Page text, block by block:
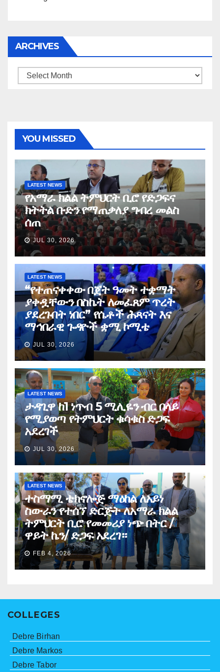
ARCHIVES
Archives
YOU MISSED
LATEST NEWS
የአማራ ክልል ትምህርት ቢሮ የድጋፍና
ክትትል ቡድን የማጠቃለያ ግብረ መልስ
ሰጠ
JUL 30, 2026
LATEST NEWS
“የተጠናቀቀው በጀት ዓመት ተቋማት
ያቀዷቸውን በስኬት ለመፈጸም ጥረት
ያደረጉበት ነበር” የሴቶች ሕጻናት እና
ማኅበራዊ ጉዳዮች ቋሚ ኮሚቴ
JUL 30, 2026
LATEST NEWS
ታዳጊዋ ከ1 ነጥብ 5 ሚሊዬን ብር በላይ
የሚያወጣ የትምህርት ቁሳቁስ ድጋፍ
አደረገች
JUL 30, 2026
LATEST NEWS
ተስማሚ ቴክኖሎጅ ማዕከል ለአይነ
ስውራን የተሰኘ ድርጅት ለአማራ ክልል
ትምህርት ቢሮ የመመሪያ ነጭ በትር /
ዋይት ኬን/ ድጋፍ አደረገ።
FEB 4, 2026
COLLEGES
Debre Birhan
Debre Markos
Debre Tabor